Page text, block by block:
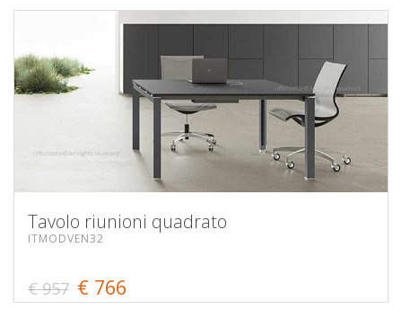
Tavolo riunioni quadrato
ITMODVEN32
€ 957 € 766